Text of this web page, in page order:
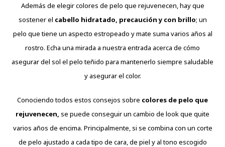
Además de elegir colores de pelo que rejuvenecen, hay que
sostener el cabello hidratado, precaución y con brillo; un
pelo que tiene un aspecto estropeado y mate suma varios años al
rostro. Echa una mirada a nuestra entrada acerca de cómo
asegurar del sol el pelo teñido para mantenerlo siempre saludable
y asegurar el color.
Conociendo todos estos consejos sobre colores de pelo que
rejuvenecen, se puede conseguir un cambio de look que quite
varios años de encima. Principalmente, si se combina con un corte
de pelo ajustado a cada tipo de cara, de piel y al tono escogido